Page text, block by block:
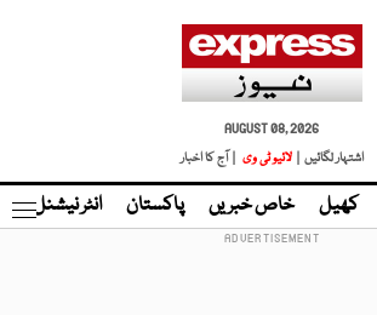
AUGUST 08, 2026
اشتہار لگائیں |
لائیو ٹی وی | آج کا اخبار
کھیل خاص خبریں پاکستان انٹر نیشنل